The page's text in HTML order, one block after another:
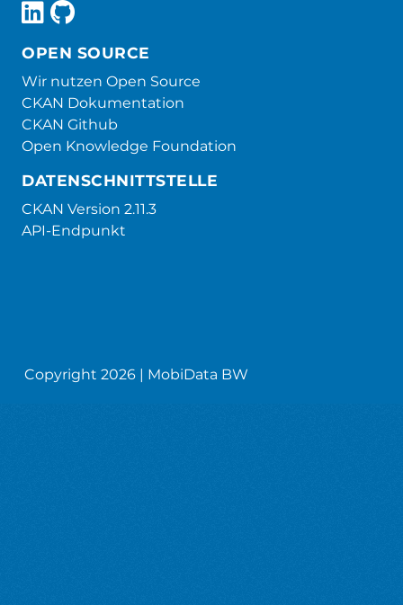
OPEN SOURCE
Wir nutzen Open Source
CKAN Dokumentation
CKAN Github
Open Knowledge Foundation
DATENSCHNITTSTELLE
CKAN Version 2.11.3
API-Endpunkt
Copyright 2026 | MobiData BW